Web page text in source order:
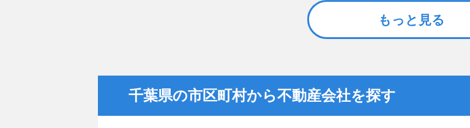
もっと見る
千葉県の市区町村から不動産会社を探す